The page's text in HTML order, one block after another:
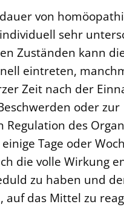
von
sehr
Zuständen kann
eintreten,
Zeit nach der
oder zur
Regulation des
Tage oder
die volle Wirkung
zu haben und
auf das Mittel zu